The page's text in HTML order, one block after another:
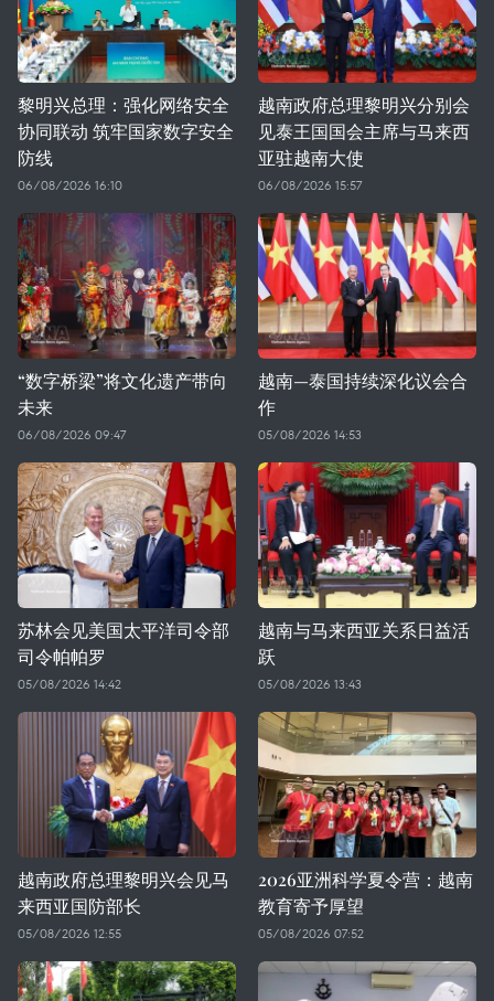
黎明兴总理：强化网络安全
协同联动 筑牢国家数字安全
防线
06/08/2026 16:10
越南政府总理黎明兴分别会
见泰王国国会主席与马来西
亚驻越南大使
06/08/2026 15:57
“数字桥梁”将文化遗产带向
未来
06/08/2026 09:47
越南—泰国持续深化议会合
作
05/08/2026 14:53
苏林会见美国太平洋司令部
司令帕帕罗
05/08/2026 14:42
越南与马来西亚关系日益活
跃
05/08/2026 13:43
越南政府总理黎明兴会见马
来西亚国防部长
05/08/2026 12:55
2026亚洲科学夏令营：越南
教育寄予厚望
05/08/2026 07:52